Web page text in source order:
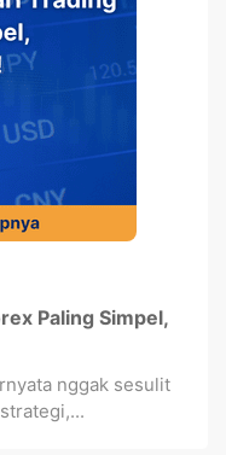
Paling Simpel,
nggak sesulit